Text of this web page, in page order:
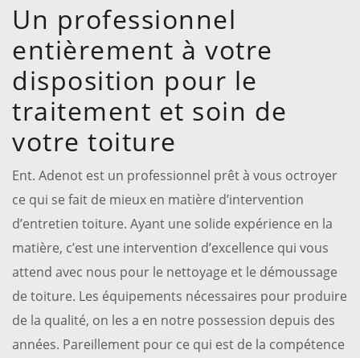
Un professionnel
entièrement à votre
disposition pour le
traitement et soin de
votre toiture
Ent. Adenot est un professionnel prêt à vous octroyer
ce qui se fait de mieux en matière d’intervention
d’entretien toiture. Ayant une solide expérience en la
matière, c’est une intervention d’excellence qui vous
attend avec nous pour le nettoyage et le démoussage
de toiture. Les équipements nécessaires pour produire
de la qualité, on les a en notre possession depuis des
années. Pareillement pour ce qui est de la compétence